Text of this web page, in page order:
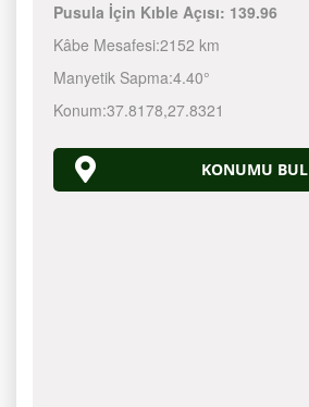
Pusula İçin Kıble Açısı: 139.96
Kâbe Mesafesi:2152 km
Manyetik Sapma:4.40°
Konum:37.8178,27.8321
KONUMU BUL